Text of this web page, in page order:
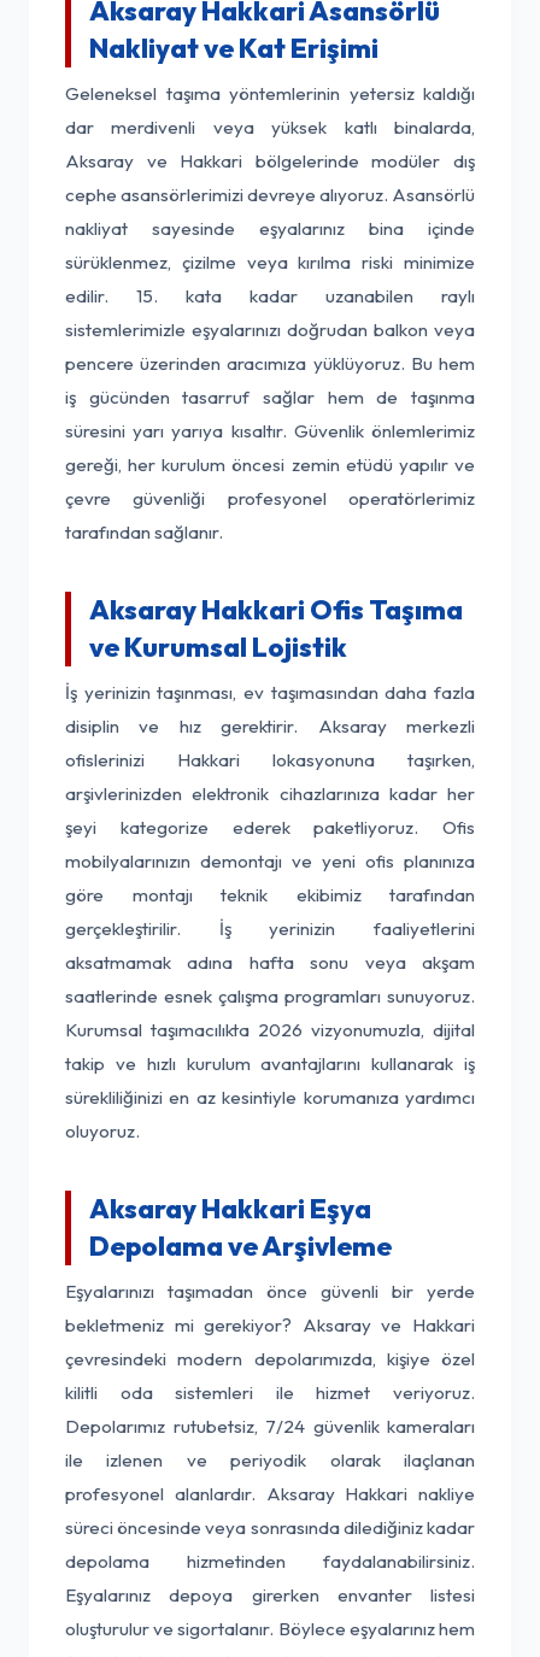
Aksaray Hakkari Asansörlü
Nakliyat ve Kat Erişimi
Geleneksel taşıma yöntemlerinin yetersiz kaldığı
dar merdivenli veya yüksek katlı binalarda,
Aksaray ve Hakkari bölgelerinde modüler dış
cephe asansörlerimizi devreye alıyoruz. Asansörlü
nakliyat sayesinde eşyalarınız bina içinde
sürüklenmez, çizilme veya kırılma riski minimize
edilir. 15. kata kadar uzanabilen raylı
sistemlerimizle eşyalarınızı doğrudan balkon veya
pencere üzerinden aracımıza yüklüyoruz. Bu hem
iş gücünden tasarruf sağlar hem de taşınma
süresini yarı yarıya kısaltır. Güvenlik önlemlerimiz
gereği, her kurulum öncesi zemin etüdü yapılır ve
çevre güvenliği profesyonel operatörlerimiz
tarafından sağlanır.
Aksaray Hakkari Ofis Taşıma
ve Kurumsal Lojistik
İş yerinizin taşınması, ev taşımasından daha fazla
disiplin ve hız gerektirir. Aksaray merkezli
ofislerinizi Hakkari lokasyonuna taşırken,
arşivlerinizden elektronik cihazlarınıza kadar her
şeyi kategorize ederek paketliyoruz. Ofis
mobilyalarınızın demontajı ve yeni ofis planınıza
göre montajı teknik ekibimiz tarafından
gerçekleştirilir. İş yerinizin faaliyetlerini
aksatmamak adına hafta sonu veya akşam
saatlerinde esnek çalışma programları sunuyoruz.
Kurumsal taşımacılıkta 2026 vizyonumuzla, dijital
takip ve hızlı kurulum avantajlarını kullanarak iş
sürekliliğinizi en az kesintiyle korumanıza yardımcı
oluyoruz.
Aksaray Hakkari Eşya
Depolama ve Arşivleme
Eşyalarınızı taşımadan önce güvenli bir yerde
bekletmeniz mi gerekiyor? Aksaray ve Hakkari
çevresindeki modern depolarımızda, kişiye özel
kilitli oda sistemleri ile hizmet veriyoruz.
Depolarımız rutubetsiz, 7/24 güvenlik kameraları
ile izlenen ve periyodik olarak ilaçlanan
profesyonel alanlardır. Aksaray Hakkari nakliye
süreci öncesinde veya sonrasında dilediğiniz kadar
depolama hizmetinden faydalanabilirsiniz.
Eşyalarınız depoya girerken envanter listesi
oluşturulur ve sigortalanır. Böylece eşyalarınız hem